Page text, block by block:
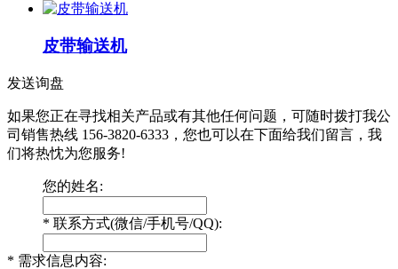
皮带输送机
发送询盘
如果您正在寻找相关产品或有其他任何问题，可随时拨打我公
司销售热线 156-3820-6333 ，您也可以在下面给我们留言，我
们将热忱为您服务!
您的姓名:
* 联系方式(微信/手机号/QQ):
* 需求信息内容: